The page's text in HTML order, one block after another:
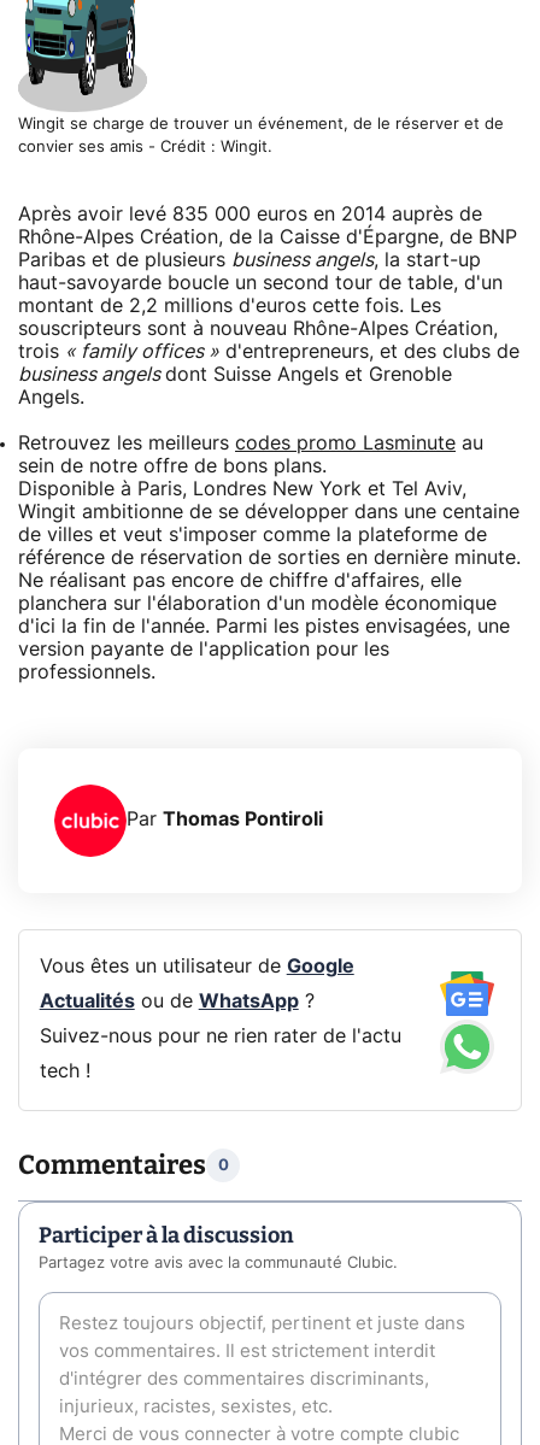
Wingit se charge de trouver un événement, de le réserver et de
convier ses amis - Crédit : Wingit.
Après avoir levé 835 000 euros en 2014 auprès de
Rhône-Alpes Création, de la Caisse d'Épargne, de BNP
Paribas et de plusieurs business angels, la start-up
haut-savoyarde boucle un second tour de table, d'un
montant de 2,2 millions d'euros cette fois. Les
souscripteurs sont à nouveau Rhône-Alpes Création,
trois « family offices » d'entrepreneurs, et des clubs de
business angelsdont Suisse Angels et Grenoble
Angels.
Retrouvez les meilleurs codes promo Lasminute au
sein de notre offre de bons plans.
Disponible à Paris, Londres New York et Tel Aviv,
Wingit ambitionne de se développer dans une centaine
de villes et veut s'imposer comme la plateforme de
référence de réservation de sorties en dernière minute.
Ne réalisant pas encore de chiffre d'affaires, elle
planchera sur l'élaboration d'un modèle économique
d'ici la fin de l'année. Parmi les pistes envisagées, une
version payante de l'application pour les
professionnels.
Par Thomas Pontiroli
Vous êtes un utilisateur de Google
Actualitésou de WhatsApp?
Suivez-nous pour ne rien rater de l'actu
tech !
Commentaires 0
Participer à la discussion
Partagez votre avis avec la communauté Clubic.